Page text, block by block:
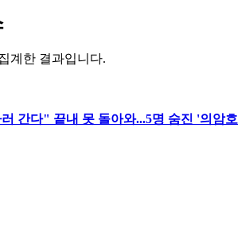
계한 결과입니다.
간다" 끝내 못 돌아와...5명 숨진 '의암호